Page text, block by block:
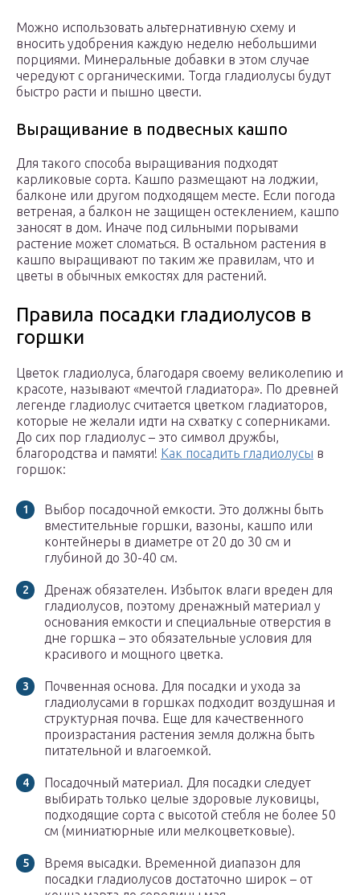
Можно использовать альтернативную схему и
вносить удобрения каждую неделю небольшими
порциями. Минеральные добавки в этом случае
чередуют с органическими. Тогда гладиолусы будут
быстро расти и пышно цвести.
Выращивание в подвесных кашпо
Для такого способа выращивания подходят
карликовые сорта. Кашпо размещают на лоджии,
балконе или другом подходящем месте. Если погода
ветреная, а балкон не защищен остеклением, кашпо
заносят в дом. Иначе под сильными порывами
растение может сломаться. В остальном растения в
кашпо выращивают по таким же правилам, что и
цветы в обычных емкостях для растений.
Правила посадки гладиолусов в
горшки
Цветок гладиолуса, благодаря своему великолепию и
красоте, называют «мечтой гладиатора». По древней
легенде гладиолус считается цветком гладиаторов,
которые не желали идти на схватку с соперниками.
До сих пор гладиолус – это символ дружбы,
благородства и памяти! Как посадить гладиолусы в
горшок:
Выбор посадочной емкости. Это должны быть
вместительные горшки, вазоны, кашпо или
контейнеры в диаметре от 20 до 30 см и
глубиной до 30-40 см.
Дренаж обязателен. Избыток влаги вреден для
гладиолусов, поэтому дренажный материал у
основания емкости и специальные отверстия в
дне горшка – это обязательные условия для
красивого и мощного цветка.
Почвенная основа. Для посадки и ухода за
гладиолусами в горшках подходит воздушная и
структурная почва. Еще для качественного
произрастания растения земля должна быть
питательной и влагоемкой.
Посадочный материал. Для посадки следует
выбирать только целые здоровые луковицы,
подходящие сорта с высотой стебля не более 50
см (миниатюрные или мелкоцветковые).
Время высадки. Временной диапазон для
посадки гладиолусов достаточно широк – от